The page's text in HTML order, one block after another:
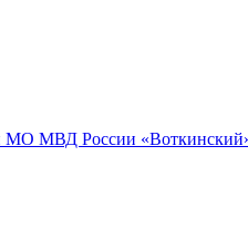
МО МВД России